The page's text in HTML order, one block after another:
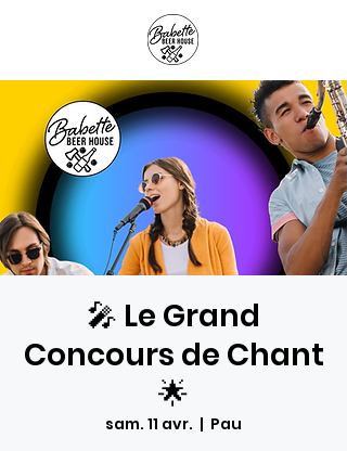
🎤 Le Grand
Concours de Chant
🌟
sam. 11 avr.
  |
Pau